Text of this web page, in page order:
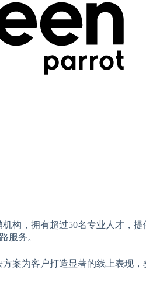
构，拥有超过50名专业人才，
服务。
案为客户打造显著的线上表现，